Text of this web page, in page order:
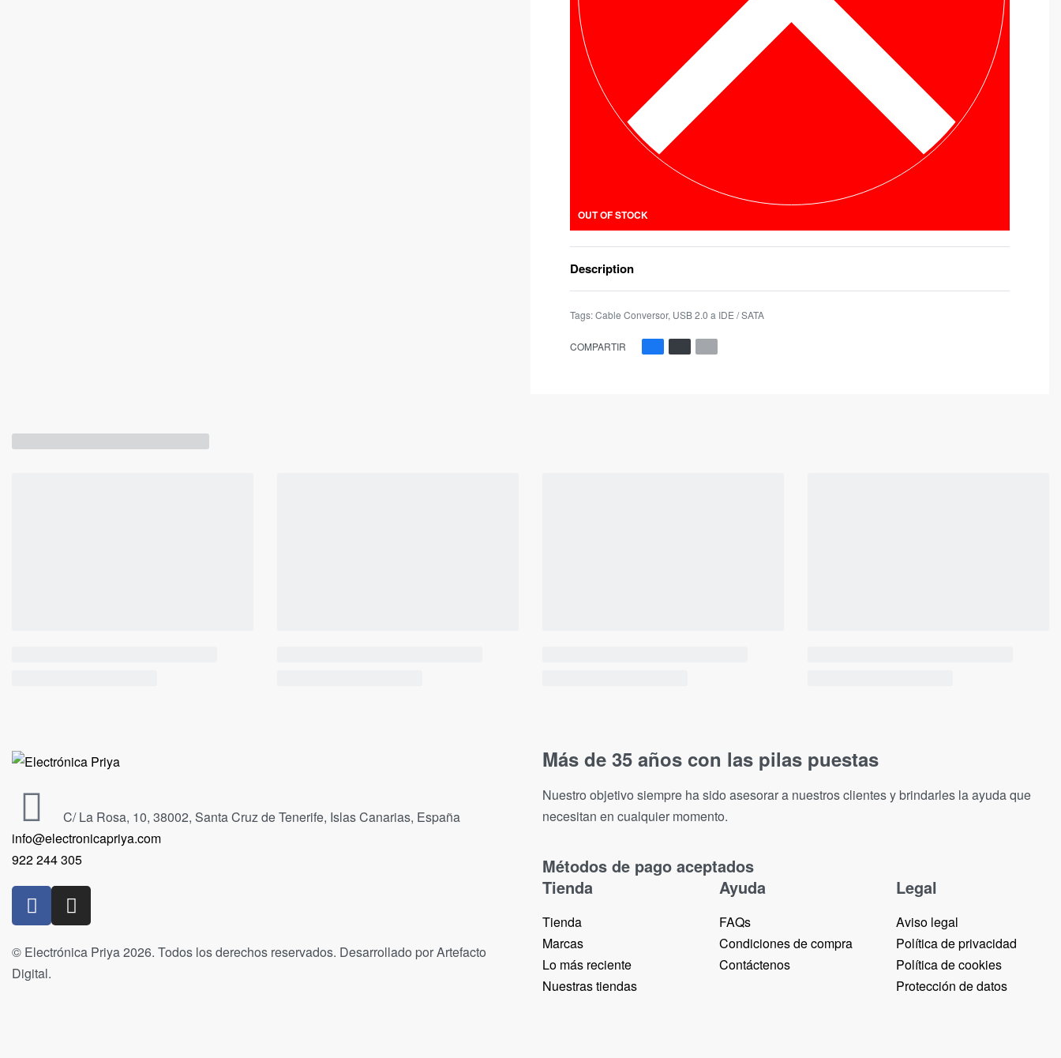
OUT OF STOCK
Description
Tags:Cable Conversor, USB 2.0 a IDE / SATA
COMPARTIR
C/ La Rosa, 10, 38002, Santa Cruz de Tenerife, Islas Canarias, España
info@electronicapriya.com
922 244 305
© Electrónica Priya 2026. Todos los derechos reservados. Desarrollado por Artefacto
Digital.
Más de 35 años con las pilas puestas
Nuestro objetivo siempre ha sido asesorar a nuestros clientes y brindarles la ayuda que
necesitan en cualquier momento.
Métodos de pago aceptados
Tienda
Tienda
Marcas
Lo más reciente​
Nuestras tiendas​
Ayuda
FAQs
Condiciones de compra
Contáctenos
Legal
Aviso legal
Política de privacidad
Política de cookies
Protección de datos